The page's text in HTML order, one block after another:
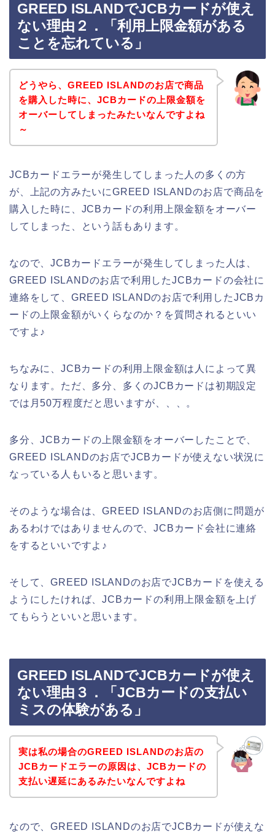
GREED ISLANDでJCBカードが使え
ない理由２．「利用上限金額がある
ことを忘れている」
どうやら、GREED ISLANDのお店で商品
を購入した時に、JCBカードの上限金額を
オーバーしてしまったみたいなんですよね
～
JCBカードエラーが発生してしまった人の多くの方
が、上記の方みたいにGREED ISLANDのお店で商品を
購入した時に、JCBカードの利用上限金額をオーバー
してしまった、という話もあります。
なので、JCBカードエラーが発生してしまった人は、
GREED ISLANDのお店で利用したJCBカードの会社に
連絡をして、GREED ISLANDのお店で利用したJCBカ
ードの上限金額がいくらなのか？を質問されるといい
ですよ♪
ちなみに、JCBカードの利用上限金額は人によって異
なります。ただ、多分、多くのJCBカードは初期設定
では月50万程度だと思いますが、、、。
多分、JCBカードの上限金額をオーバーしたことで、
GREED ISLANDのお店でJCBカードが使えない状況に
なっている人もいると思います。
そのような場合は、GREED ISLANDのお店側に問題が
あるわけではありませんので、JCBカード会社に連絡
をするといいですよ♪
そして、GREED ISLANDのお店でJCBカードを使える
ようにしたければ、JCBカードの利用上限金額を上げ
てもらうといいと思います。
GREED ISLANDでJCBカードが使え
ない理由３．「JCBカードの支払い
ミスの体験がある」
実は私の場合のGREED ISLANDのお店の
JCBカードエラーの原因は、JCBカードの
支払い遅延にあるみたいなんですよね
なので、GREED ISLANDのお店でJCBカードが使えな